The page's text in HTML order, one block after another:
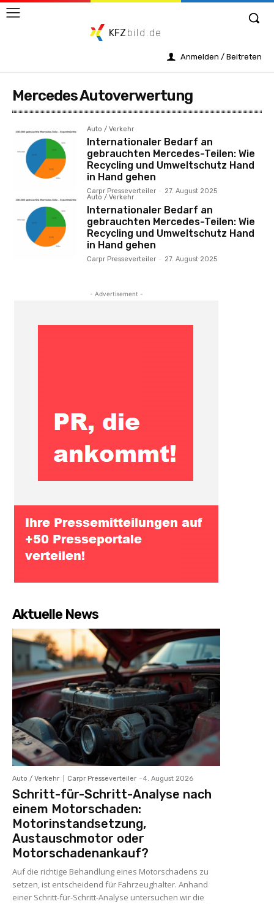
KFZ bild.de
Anmelden / Beitreten
Mercedes Autoverwertung
Auto / Verkehr
Internationaler Bedarf an
gebrauchten Mercedes-Teilen: Wie
Recycling und Umweltschutz Hand
in Hand gehen
Carpr Presseverteiler - 27. August 2025
Auto / Verkehr
Internationaler Bedarf an
gebrauchten Mercedes-Teilen: Wie
Recycling und Umweltschutz Hand
in Hand gehen
Carpr Presseverteiler - 27. August 2025
- Advertisement -
Aktuelle News
Auto / Verkehr Carpr Presseverteiler - 4. August 2026
Schritt-für-Schritt-Analyse nach
einem Motorschaden:
Motorinstandsetzung,
Austauschmotor oder
Motorschadenankauf?
Auf die richtige Behandlung eines Motorschadens zu
setzen, ist entscheidend für Fahrzeughalter. Anhand
einer Schritt-für-Schritt-Analyse untersuchen wir die